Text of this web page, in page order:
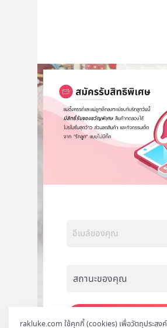
rakluke.com ใช้คุกกี้ (cookies) เพื่อวัตถุประส
สมัคร